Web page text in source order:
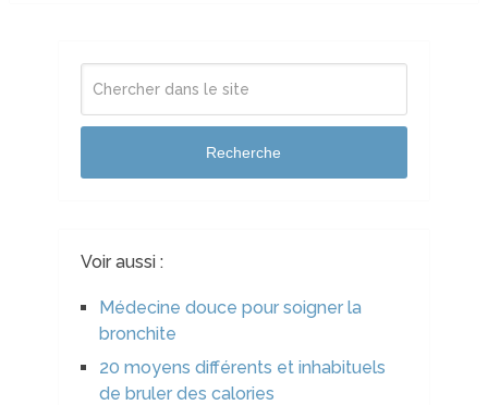
Recherche
Voir aussi :
Médecine douce pour soigner la
bronchite
20 moyens différents et inhabituels
de bruler des calories